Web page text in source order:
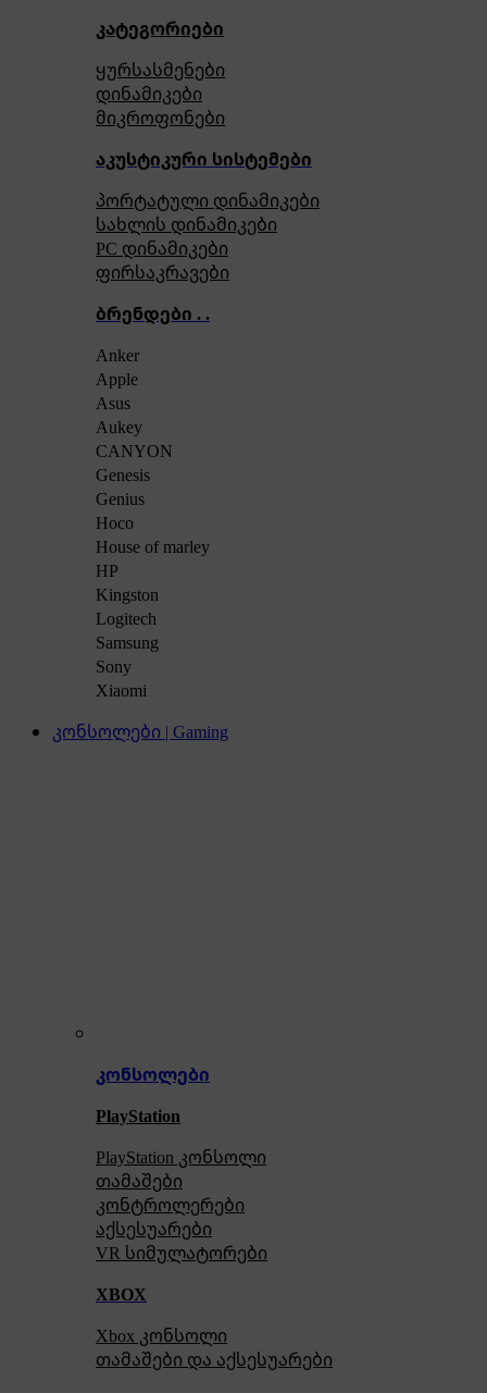
კატეგორიები
ყურსასმენები
დინამიკები
მიკროფონები
აკუსტიკური სისტემები
პორტატული დინამიკები
სახლის დინამიკები
PC დინამიკები
ფირსაკრავები
ბრენდები . .
Anker
Apple
Asus
Aukey
CANYON
Genesis
Genius
Hoco
House of marley
HP
Kingston
Logitech
Samsung
Sony
Xiaomi
კონსოლები | Gaming
კონსოლები
PlayStation
PlayStation კონსოლი
თამაშები
კონტროლერები
აქსესუარები
VR სიმულატორები
XBOX
Xbox კონსოლი
თამაშები და აქსესუარები